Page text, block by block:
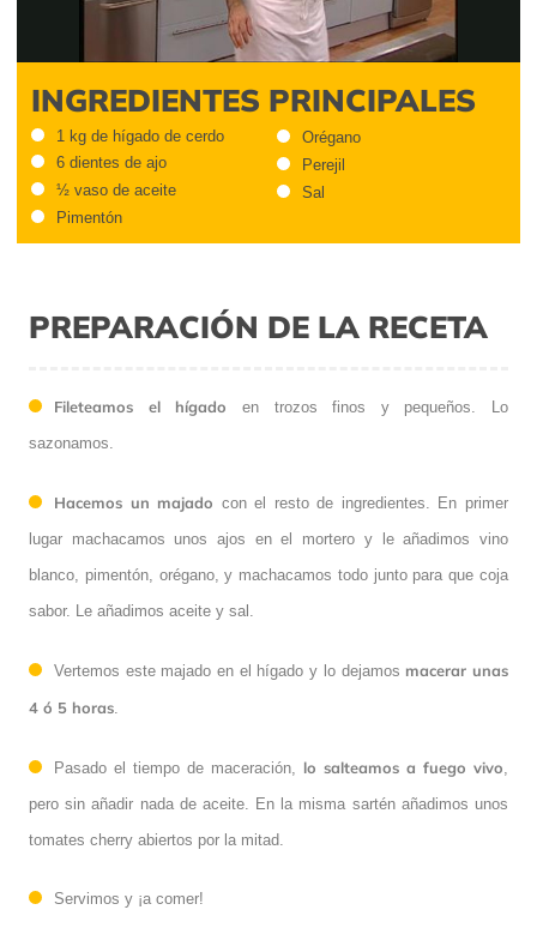
Video
INGREDIENTES PRINCIPALES
1 kg de hígado de cerdo
6 dientes de ajo
½ vaso de aceite
Pimentón
Orégano
Perejil
Sal
PREPARACIÓN DE LA RECETA
Fileteamos el hígado en trozos finos y pequeños. Lo
sazonamos.
Hacemos un majado con el resto de ingredientes. En primer
lugar machacamos unos ajos en el mortero y le añadimos vino
blanco, pimentón, orégano, y machacamos todo junto para que coja
sabor. Le añadimos aceite y sal.
Vertemos este majado en el hígado y lo dejamos macerar unas
4 ó 5 horas
Pasado el tiempo de maceración, lo salteamos a fuego vivo
pero sin añadir nada de aceite. En la misma sartén añadimos unos
tomates cherry abiertos por la mitad.
Servimos y ¡a comer!